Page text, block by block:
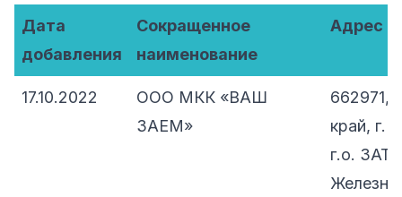
Дата
добавления
Сокращенное
наименование
Адрес
17.10.2022
ООО МКК «ВАШ
ЗАЕМ»
662971,
край, г.
г.о.